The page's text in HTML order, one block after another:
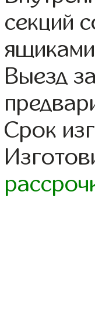
секций
Выезд
Срок